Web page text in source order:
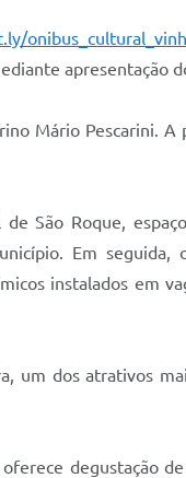
apresentação
Mário Pescarini.
São Roque,
Em seguida,
instalados em
um dos atrativos
degustação